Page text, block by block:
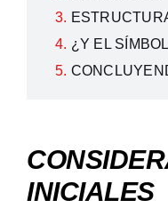
¿Y EL
INICIALES